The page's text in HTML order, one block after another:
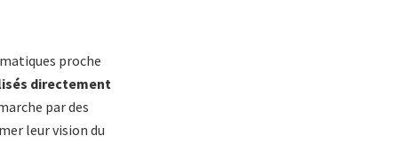
proche
directement
par des
leur vision du